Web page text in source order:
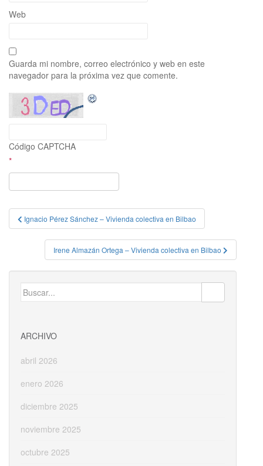
Web
Guarda mi nombre, correo electrónico y web en este
navegador para la próxima vez que comente.
Código CAPTCHA
*
Navegación
de
entradas
Ignacio Pérez Sánchez – Vivienda colectiva en Bilbao
Irene Almazán Ortega – Vivienda colectiva en Bilbao
Buscar:
ARCHIVO
abril 2026
enero 2026
diciembre 2025
noviembre 2025
octubre 2025